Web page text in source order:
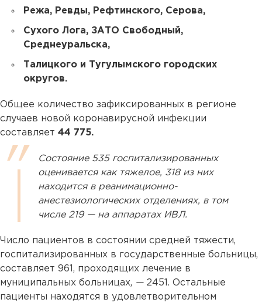
Режа, Ревды, Рефтинского, Серова,
Сухого Лога, ЗАТО Свободный,
Среднеуральска,
Талицкого и Тугулымского городских
округов.
Общее количество зафиксированных в регионе
случаев новой коронавирусной инфекции
составляет 44 775.
Состояние 535 госпитализированных
оценивается как тяжелое, 318 из них
находится в реанимационно-
анестезиологических отделениях, в том
числе 219 — на аппаратах ИВЛ.
Число пациентов в состоянии средней тяжести,
госпитализированных в государственные больницы,
составляет 961, проходящих лечение в
муниципальных больницах, —2451. Остальные
пациенты находятся в удовлетворительном